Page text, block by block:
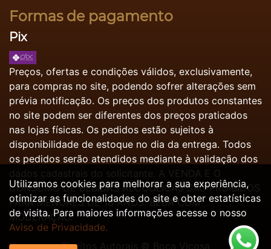
Formas de pagamento
Pix
Preços, ofertas e condições válidos, exclusivamente,
para compras no site, podendo sofrer alterações sem
prévia notificação. Os preços dos produtos constantes
no site podem ser diferentes dos preços praticados
nas lojas físicas. Os pedidos estão sujeitos à
disponibilidade de estoque no dia da entrega. Todos
os pedidos serão atendidos mediante à validação dos
dados cadastrais do solicitante. A VENDA E O
CONSUMO DE BEBIDAS ALCOÓLICAS SÃO PROIBIDOS
PARA MENORES DE 18 ANOS. BEBA COM
MODERAÇÃO.
Direitos Autorais © Boca Viçosa
Utilizamos cookies para melhorar a sua experiência,
otimizar as funcionalidades do site e obter estatísticas
de visita. Para maiores informações acesse o nosso
Aviso de Privacidade.